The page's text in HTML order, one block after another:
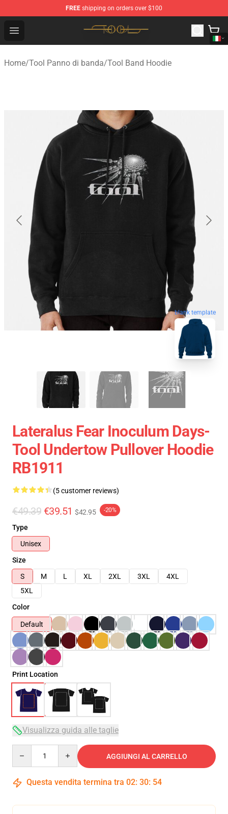
FREE shipping on orders over $100
Open menu
Tool Store - Official Tool Merchandise Shop
Home/Tool Panno di banda/Tool Band Hoodie
blank template
Lateralus Fear Inoculum Days-
Tool Undertow Pullover Hoodie
RB1911
(5 customer reviews)
€49.39 €39.51 $42.95 -20%
Type
Unisex
Size
S
M L XL 2XL 3XL
4XL
5XL
Color
Default
Print Location
Visualizza guida alle taglie
AGGIUNGI AL CARRELLO
Questa vendita termina tra 02: 30: 53